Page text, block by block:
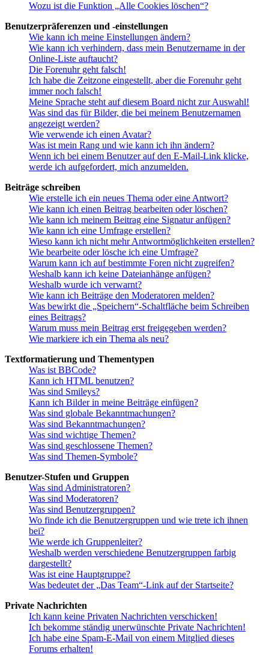
Wozu ist die Funktion „Alle Cookies löschen“?
Benutzerpräferenzen und -einstellungen
Wie kann ich meine Einstellungen ändern?
Wie kann ich verhindern, dass mein Benutzername in der
Online-Liste auftaucht?
Die Forenuhr geht falsch!
Ich habe die Zeitzone eingestellt, aber die Forenuhr geht
immer noch falsch!
Meine Sprache steht auf diesem Board nicht zur Auswahl!
Was sind das für Bilder, die bei meinem Benutzernamen
angezeigt werden?
Wie verwende ich einen Avatar?
Was ist mein Rang und wie kann ich ihn ändern?
Wenn ich bei einem Benutzer auf den E-Mail-Link klicke,
werde ich aufgefordert, mich anzumelden.
Beiträge schreiben
Wie erstelle ich ein neues Thema oder eine Antwort?
Wie kann ich einen Beitrag bearbeiten oder löschen?
Wie kann ich meinem Beitrag eine Signatur anfügen?
Wie kann ich eine Umfrage erstellen?
Wieso kann ich nicht mehr Antwortmöglichkeiten erstellen?
Wie bearbeite oder lösche ich eine Umfrage?
Warum kann ich auf bestimmte Foren nicht zugreifen?
Weshalb kann ich keine Dateianhänge anfügen?
Weshalb wurde ich verwarnt?
Wie kann ich Beiträge den Moderatoren melden?
Was bewirkt die „Speichern“-Schaltfläche beim Schreiben
eines Beitrags?
Warum muss mein Beitrag erst freigegeben werden?
Wie markiere ich ein Thema als neu?
Textformatierung und Thementypen
Was ist BBCode?
Kann ich HTML benutzen?
Was sind Smileys?
Kann ich Bilder in meine Beiträge einfügen?
Was sind globale Bekanntmachungen?
Was sind Bekanntmachungen?
Was sind wichtige Themen?
Was sind geschlossene Themen?
Was sind Themen-Symbole?
Benutzer-Stufen und Gruppen
Was sind Administratoren?
Was sind Moderatoren?
Was sind Benutzergruppen?
Wo finde ich die Benutzergruppen und wie trete ich ihnen
bei?
Wie werde ich Gruppenleiter?
Weshalb werden verschiedene Benutzergruppen farbig
dargestellt?
Was ist eine Hauptgruppe?
Was bedeutet der „Das Team“-Link auf der Startseite?
Private Nachrichten
Ich kann keine Privaten Nachrichten verschicken!
Ich bekomme ständig unerwünschte Private Nachrichten!
Ich habe eine Spam-E-Mail von einem Mitglied dieses
Forums erhalten!